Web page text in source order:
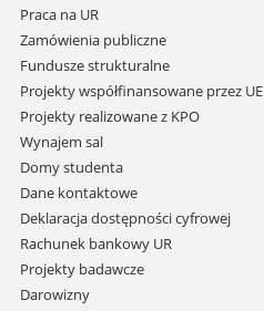
Praca na UR
Zamówienia publiczne
Fundusze strukturalne
Projekty współfinansowane przez UE
Projekty realizowane z KPO
Wynajem sal
Domy studenta
Dane kontaktowe
Deklaracja dostępności cyfrowej
Rachunek bankowy UR
Projekty badawcze
Darowizny